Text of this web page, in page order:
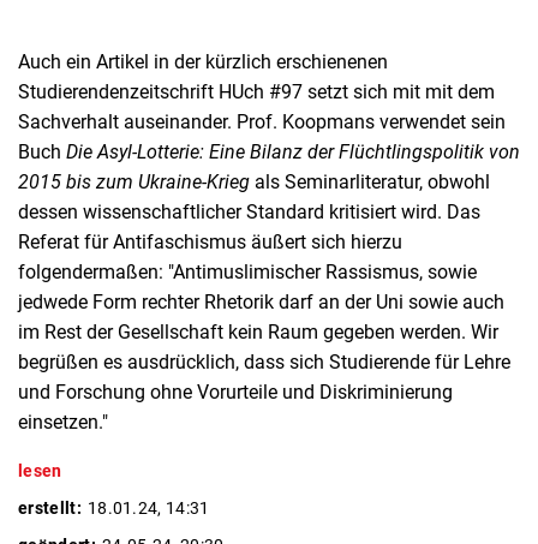
Auch ein Artikel in der kürzlich erschienenen
Studierendenzeitschrift HUch #97 setzt sich mit mit dem
Sachverhalt auseinander. Prof. Koopmans verwendet sein
Buch Die Asyl-Lotterie: Eine Bilanz der Flüchtlingspolitik von
2015 bis zum Ukraine-Krieg als Seminarliteratur, obwohl
dessen wissenschaftlicher Standard kritisiert wird. Das
Referat für Antifaschismus äußert sich hierzu
folgendermaßen: "Antimuslimischer Rassismus, sowie
jedwede Form rechter Rhetorik darf an der Uni sowie auch
im Rest der Gesellschaft kein Raum gegeben werden. Wir
begrüßen es ausdrücklich, dass sich Studierende für Lehre
und Forschung ohne Vorurteile und Diskriminierung
einsetzen."
lesen
erstellt: 18.01.24, 14:31